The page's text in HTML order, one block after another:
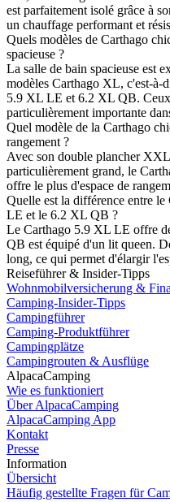
est parfaitement isolé grâce à
un chauffage performant et
Quels modèles de Carthago
spacieuse ?
La salle de bain spacieuse est
modèles Carthago XL, c'est-à-
5.9 XL LE et 6.2 XL QB.
particulièrement importante
Quel modèle de la Carthago
rangement ?
Avec son double plancher
particulièrement grand, le
offre le plus d'espace de
Quelle est la différence entre
LE et le 6.2 XL QB ?
Le Carthago 5.9 XL LE offre
QB est équipé d'un lit queen.
long, ce qui permet d'élargir
Reiseführer & Insider-Tipps
Wohnmobilversicherung &
Camping-Insider-Tipps
Campingführer
Camping-Produktführer
Campingplätze
Campingrouten & Ausflüge
AlpacaCamping
Wie es funktioniert
Über AlpacaCamping
AlpacaCamping App
Kontakt
Presse
Information
Übersicht
Häufig gestellte Fragen für